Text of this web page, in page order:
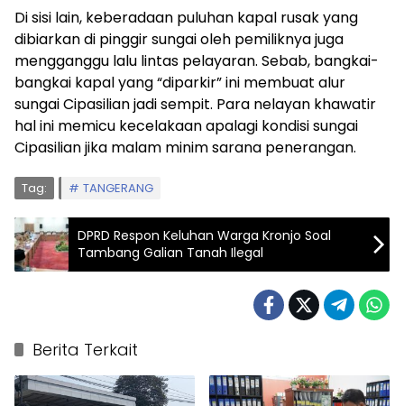
Di sisi lain, keberadaan puluhan kapal rusak yang
dibiarkan di pinggir sungai oleh pemiliknya juga
mengganggu lalu lintas pelayaran. Sebab, bangkai-
bangkai kapal yang “diparkir” ini membuat alur
sungai Cipasilian jadi sempit. Para nelayan khawatir
hal ini memicu kecelakaan apalagi kondisi sungai
Cipasilian jika malam minim sarana penerangan.
Tag: TANGERANG
DPRD Respon Keluhan Warga Kronjo Soal
Tambang Galian Tanah Ilegal
Berita Terkait